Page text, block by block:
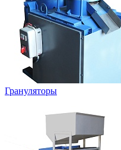
Грануляторы